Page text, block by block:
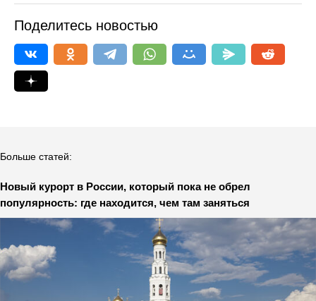
Поделитесь новостью
Больше статей:
Новый курорт в России, который пока не обрел
популярность: где находится, чем там заняться